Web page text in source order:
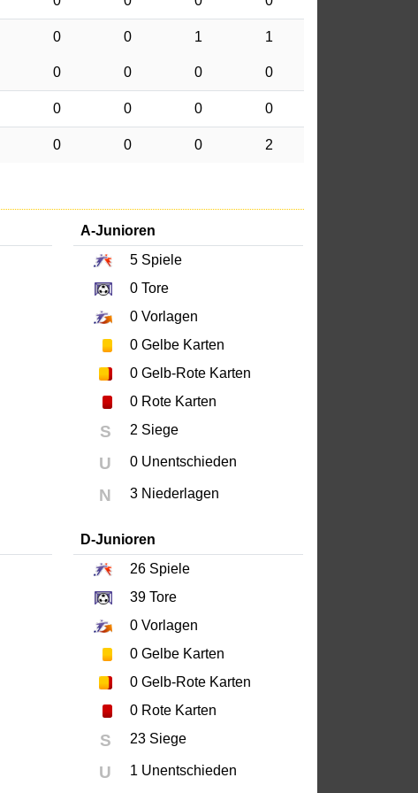
0 0 1 1
0 0 0 0
0 0 0 0
0 0 0 2
A-Junioren
5 Spiele
0 Tore
0 Vorlagen
0 Gelbe Karten
0 Gelb-Rote Karten
0 Rote Karten
S 2 Siege
U 0 Unentschieden
N 3 Niederlagen
D-Junioren
26 Spiele
39 Tore
0 Vorlagen
0 Gelbe Karten
0 Gelb-Rote Karten
0 Rote Karten
S 23 Siege
U 1 Unentschieden